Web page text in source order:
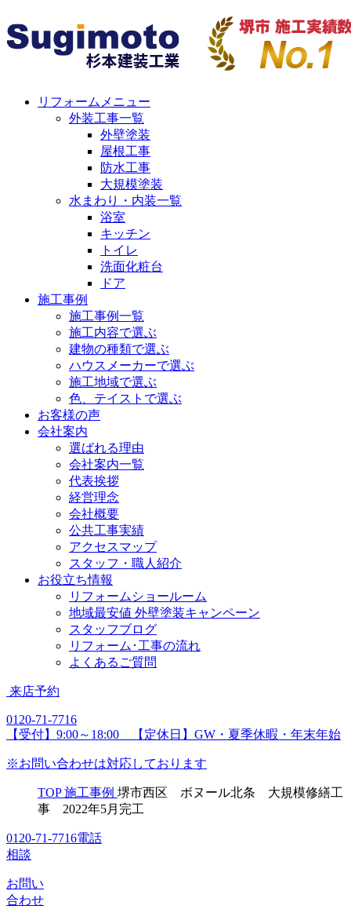
リフォームメニュー
外装工事一覧
外壁塗装
屋根工事
防水工事
大規模塗装
水まわり・内装一覧
浴室
キッチン
トイレ
洗面化粧台
ドア
施工事例
施工事例一覧
施工内容で選ぶ
建物の種類で選ぶ
ハウスメーカーで選ぶ
施工地域で選ぶ
色、テイストで選ぶ
お客様の声
会社案内
選ばれる理由
会社案内一覧
代表挨拶
経営理念
会社概要
公共工事実績
アクセスマップ
スタッフ・職人紹介
お役立ち情報
リフォームショールーム
地域最安値 外壁塗装キャンペーン
スタッフブログ
リフォーム･工事の流れ
よくあるご質問
来店予約
0120-71-7716
【受付】9:00～18:00 【定休日】GW・夏季休暇・年末年始
※お問い合わせは対応しております
TOP 施工事例 堺市西区 ボヌール北条 大規模修繕工
事 2022年5月完工
0120-71-7716電話
相談
お問い
合わせ